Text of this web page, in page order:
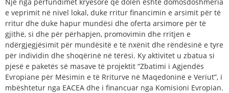
e veprimit në nivel lokal, duke rritur financimin e arsimit për të
rritur dhe duke hapur mundësi dhe oferta arsimore për të
gjithë, si dhe për përhapjen, promovimin dhe rritjen e
ndërgjegjësimit për mundësitë e të nxënit dhe rëndësinë e tyre
për individin dhe shoqërinë në tërësi. Ky aktivitet u zbatua si
pjesë e paketës së masave të projektit “Zbatimi i Agjendës
Evropiane për Mësimin e të Rriturve në Maqedoninë e Veriut”, i
mbështetur nga EACEA dhe i financuar nga Komisioni Evropian.